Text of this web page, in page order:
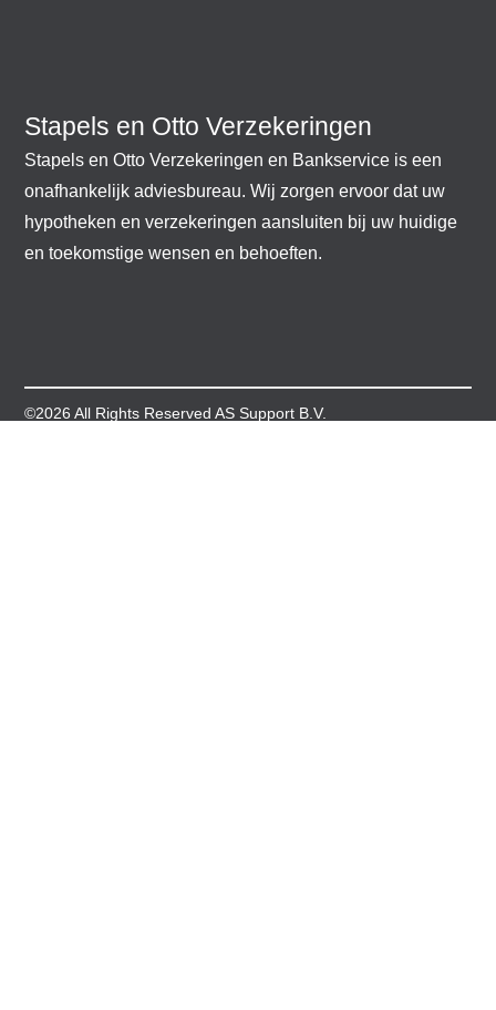
Stapels en Otto Verzekeringen
Stapels en Otto Verzekeringen en Bankservice is een
onafhankelijk adviesbureau. Wij zorgen ervoor dat uw
hypotheken en verzekeringen aansluiten bij uw huidige
en toekomstige wensen en behoeften.​
©2026 All Rights ReservedAS Support B.V.